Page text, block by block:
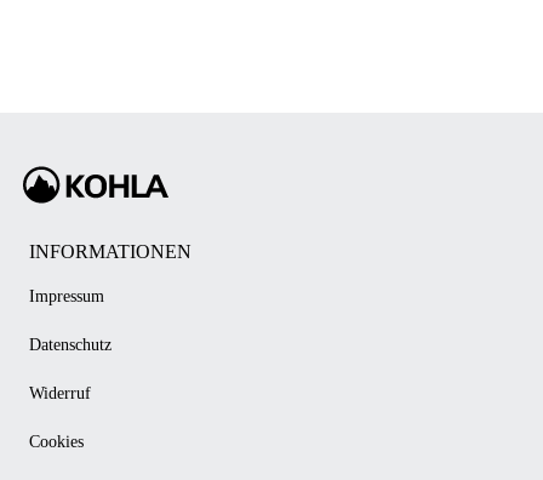
INFORMATIONEN
Impressum
Datenschutz
Widerruf
Cookies